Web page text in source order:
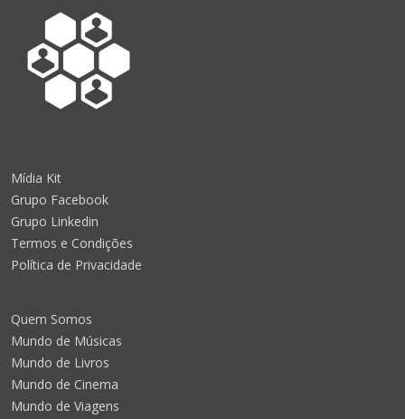
Mídia Kit
Grupo Facebook
Grupo Linkedin
Termos e Condições
Política de Privacidade
Quem Somos
Mundo de Músicas
Mundo de Livros
Mundo de Cinema
Mundo de Viagens